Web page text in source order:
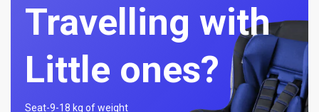
Travelling with
Little ones?
Seat-9-18 kg of weight